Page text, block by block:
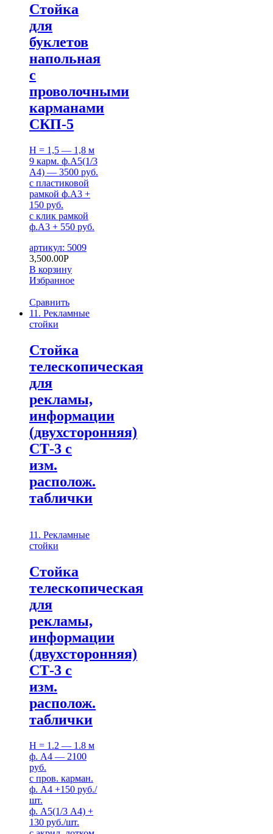
Стойка
для
буклетов
напольная
с
проволочными
карманами
СКП-5
H = 1,5 — 1,8 м
9 карм. ф.А5(1/3
А4) — 3500 руб.
с пластиковой
рамкой ф.А3 +
150 руб.
с клик рамкой
ф.А3 + 550 руб.
артикул: 5009
3,500.00Р
В корзину
Избранное
Сравнить
11. Рекламные
стойки
Стойка
телескопическая
для
рекламы,
информации
(двухсторонняя)
СТ-3 с
изм.
располож.
таблички
11. Рекламные
стойки
Стойка
телескопическая
для
рекламы,
информации
(двухсторонняя)
СТ-3 с
изм.
располож.
таблички
H = 1.2 — 1.8 м
ф. А4 — 2100
руб.
с пров. карман.
ф. А4 +150 руб./
шт.
ф. А5(1/3 А4) +
130 руб./шт.